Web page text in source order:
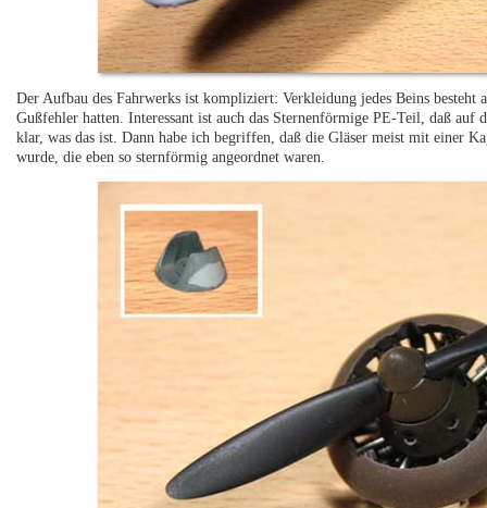
Der Aufbau des Fahrwerks ist kompliziert: Verkleidung jedes Beins
Gußfehler hatten. Interessant ist auch das Sternenförmige PE-Teil, daß
klar, was das ist. Dann habe ich begriffen, daß die Gläser meist mit einer
wurde, die eben so sternförmig angeordnet waren.